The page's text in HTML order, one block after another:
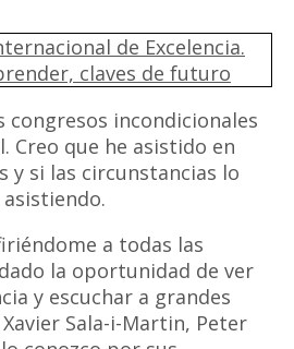
congresos incondicionales
Creo que he asistido en
y si las circunstancias lo
a todas las
la oportunidad de ver
y escuchar a grandes
Xavier Sala-i-Martin, Peter